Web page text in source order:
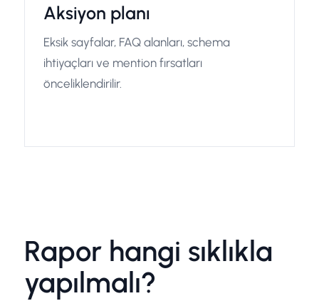
Aksiyon planı
Eksik sayfalar, FAQ alanları, schema
ihtiyaçları ve mention fırsatları
önceliklendirilir.
Rapor hangi sıklıkla
yapılmalı?